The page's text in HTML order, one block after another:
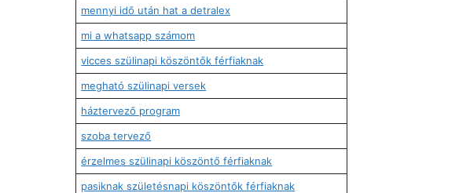
mennyi idő után hat a detralex
mi a whatsapp számom
vicces szülinapi köszöntők férfiaknak
megható szülinapi versek
háztervező program
szoba tervező
érzelmes szülinapi köszöntő férfiaknak
pasiknak születésnapi köszöntők férfiaknak